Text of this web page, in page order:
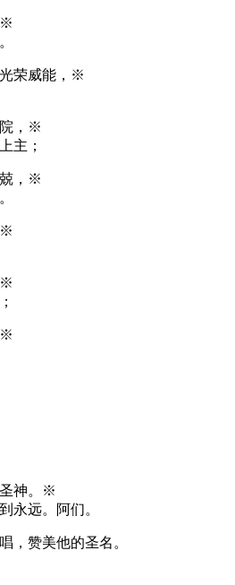
※
荣威能，※
，※
主；
，※
※
※
※
神。※
永远。阿们。
，赞美他的圣名。